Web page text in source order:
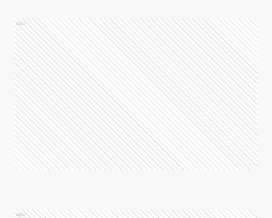
Ads
Ads